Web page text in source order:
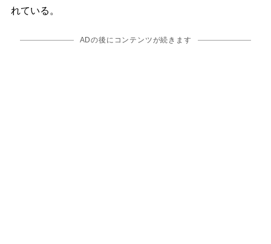
れている。
ADの後にコンテンツが続きます